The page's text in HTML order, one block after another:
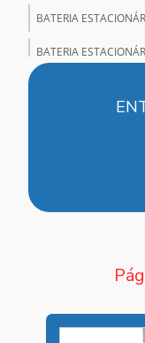
BATERIA
BATERIA
BATERIA SELADA
BATERIAS PARA
BATERIAS CHUMBO